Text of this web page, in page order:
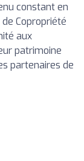
constant en
Copropriété
aux
patrimoine
partenaires de